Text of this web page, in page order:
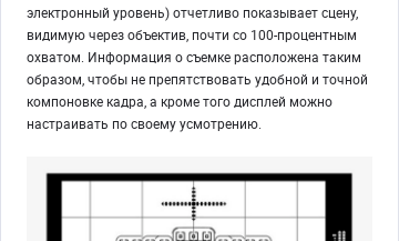
электронный уровень) отчетливо показывает сцену,
видимую через объектив, почти со 100-процентным
охватом. Информация о съемке расположена таким
образом, чтобы не препятствовать удобной и точной
компоновке кадра, а кроме того дисплей можно
настраивать по своему усмотрению.